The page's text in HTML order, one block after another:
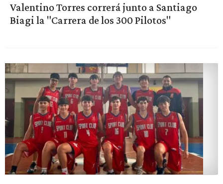
Valentino Torres correrá junto a Santiago
Biagi la "Carrera de los 300 Pilotos"